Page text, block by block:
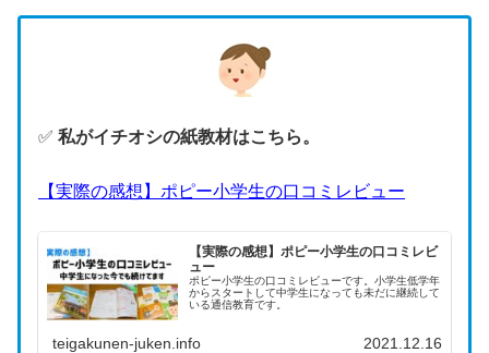
✅ 私がイチオシの紙教材はこちら。
【実際の感想】ポピー小学生の口コミレビュー
【実際の感想】ポピー小学生の口コミレビ
ュー
ポピー小学生の口コミレビューです。小学生低学年
からスタートして中学生になっても未だに継続して
いる通信教育です。
teigakunen-juken.info 2021.12.16